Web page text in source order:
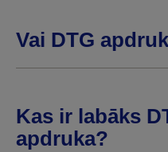
Vai DTG
Kas ir labāks
apdruka?